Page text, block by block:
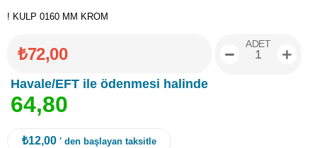
! KULP 0160 MM KROM
₺72,00
Havale/EFT ile ödenmesi halinde
64,80
ADET
₺12,00 ' den başlayan taksitle